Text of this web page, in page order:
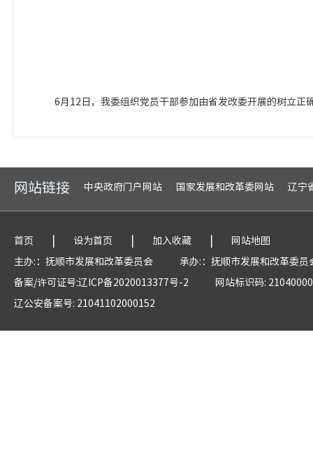
6月12日，我委组织党员干部参加由省发改委开展的树立正
网站链接 中央政府门户网站 国家发展和改革委网站 辽宁
首页 | 设为首页 | 加入收藏 |
网站地图
主办:：抚顺市发展和改革委员会
承办:：抚顺市发展和改革委员
备案/许可证号:辽ICP备2020013377号-2
网站标识码:
辽公安备案号: 21041102000152